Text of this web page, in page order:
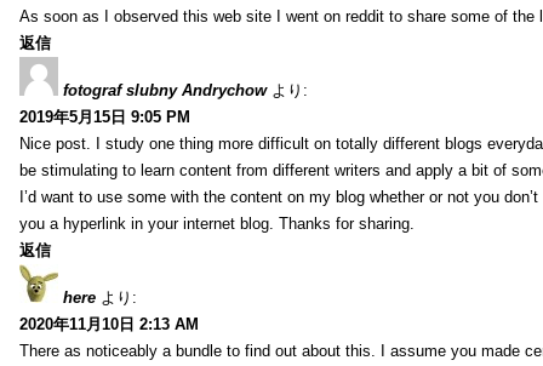
As soon as I observed this web site I went on reddit to share some of the
返信
fotograf slubny Andrychow より:
2019年5月15日 9:05 PM
Nice post. I study one thing more difficult on totally different blogs
be stimulating to learn content from different writers and apply a bit of
I’d want to use some with the content on my blog whether or not you
you a hyperlink in your internet blog. Thanks for sharing.
返信
here より:
2020年11月10日 2:13 AM
There as noticeably a bundle to find out about this. I assume you made